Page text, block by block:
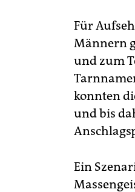
Für
Männern
und zum
konnten
und bis
Ein